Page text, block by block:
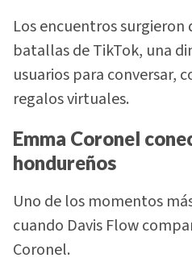
Los encuentros
batallas de TikTok, una
usuarios para conversar,
regalos virtuales.
Emma Coronel
hondureños
Uno de los momentos
cuando Davis Flow
Coronel.